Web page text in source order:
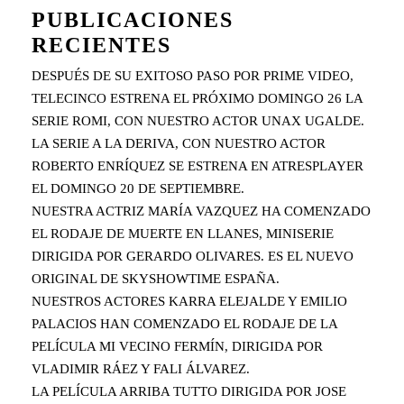
PUBLICACIONES
RECIENTES
DESPUÉS DE SU EXITOSO PASO POR PRIME VIDEO,
TELECINCO ESTRENA EL PRÓXIMO DOMINGO 26 LA
SERIE ROMI, CON NUESTRO ACTOR UNAX UGALDE.
LA SERIE A LA DERIVA, CON NUESTRO ACTOR
ROBERTO ENRÍQUEZ SE ESTRENA EN ATRESPLAYER
EL DOMINGO 20 DE SEPTIEMBRE.
NUESTRA ACTRIZ MARÍA VAZQUEZ HA COMENZADO
EL RODAJE DE MUERTE EN LLANES, MINISERIE
DIRIGIDA POR GERARDO OLIVARES. ES EL NUEVO
ORIGINAL DE SKYSHOWTIME ESPAÑA.
NUESTROS ACTORES KARRA ELEJALDE Y EMILIO
PALACIOS HAN COMENZADO EL RODAJE DE LA
PELÍCULA MI VECINO FERMÍN, DIRIGIDA POR
VLADIMIR RÁEZ Y FALI ÁLVAREZ.
LA PELÍCULA ARRIBA TUTTO DIRIGIDA POR JOSE